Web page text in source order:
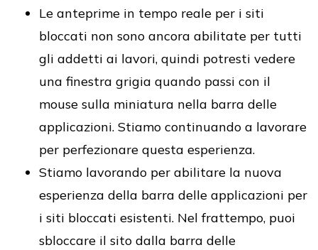
Le anteprime in tempo reale per i siti
bloccati non sono ancora abilitate per tutti
gli addetti ai lavori, quindi potresti vedere
una finestra grigia quando passi con il
mouse sulla miniatura nella barra delle
applicazioni. Stiamo continuando a lavorare
per perfezionare questa esperienza.
Stiamo lavorando per abilitare la nuova
esperienza della barra delle applicazioni per
i siti bloccati esistenti. Nel frattempo, puoi
sbloccare il sito dalla barra delle